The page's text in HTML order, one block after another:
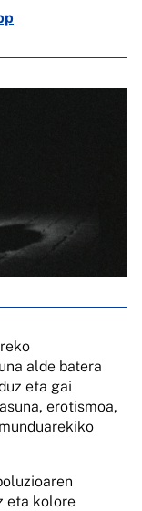
alde batera
eta gai
erotismoa,
eta kolore